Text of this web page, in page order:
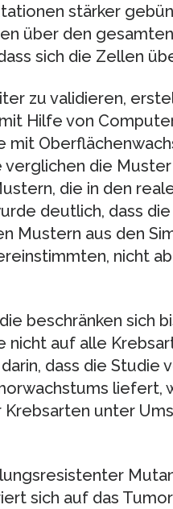
stärker
über den
sich die Zellen
zu validieren,
Hilfe von
mit
verglichen die
die in den
deutlich, dass
Mustern aus den
nicht
beschränken sich
nicht auf alle
dass die Studie
liefert,
unter
sich auf das